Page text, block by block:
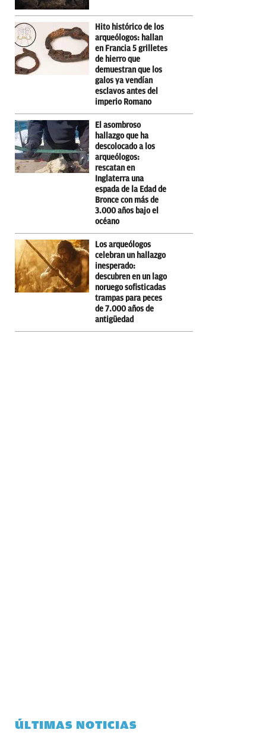
Hito histórico de los
arqueólogos: hallan
en Francia 5 grilletes
de hierro que
demuestran que los
galos ya vendían
esclavos antes del
imperio Romano
El asombroso
hallazgo que ha
descolocado a los
arqueólogos:
rescatan en
Inglaterra una
espada de la Edad de
Bronce con más de
3.000 años bajo el
océano
Los arqueólogos
celebran un hallazgo
inesperado:
descubren en un lago
noruego sofisticadas
trampas para peces
de 7.000 años de
antigüedad
ÚLTIMAS NOTICIAS